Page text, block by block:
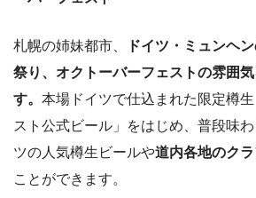
札幌の姉妹都市、
ドイツ・ミュンヘ
祭り、オクトーバーフェストの雰囲
す。 本場ドイツで仕込まれた限定樽
スト公式ビール」をはじめ、普段味
ツの人気樽生ビールや道内各地のク
ことができます。